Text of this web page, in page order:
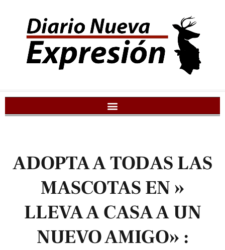
ADOPTA A TODAS LAS
MASCOTAS EN »
LLEVA A CASA A UN
NUEVO AMIGO» :